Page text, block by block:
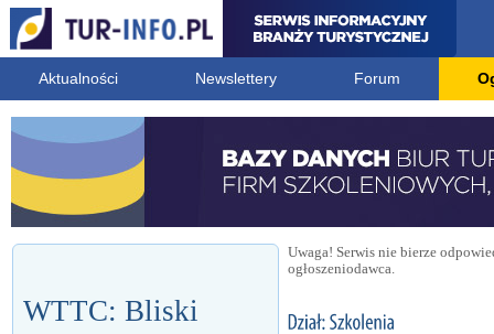
Aktualności Newslettery Forum
WTTC: Bliski
Uwaga! Serwis nie bierze
ogłoszeniodawca.